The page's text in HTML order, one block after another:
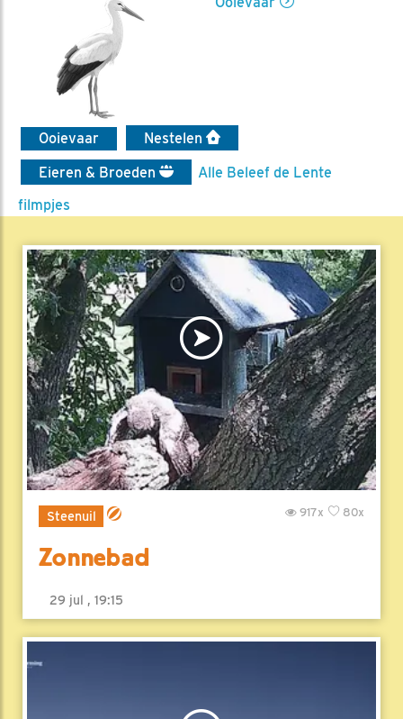
Ooievaar
Nestelen
Eieren & Broeden
Alle Beleef de Lente
filmpjes
Steenuil 80x
917x
Zonnebad
29 jul , 19:15